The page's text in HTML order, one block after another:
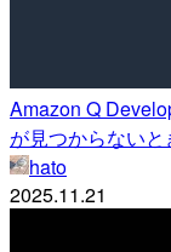
Amazon Q
が見つからない
hato
2025.11.21